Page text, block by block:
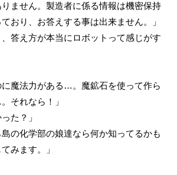
りません。製造者に係る情報は機密保持
おり、お答えする事は出来ません。」
答え方が本当にロボットって感じがす
魔法力がある…。魔鉱石を使って作ら
それなら！」
た？」
の化学部の娘達なら何か知ってるかも
みます。」